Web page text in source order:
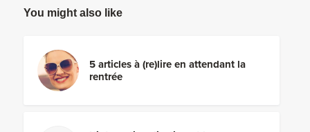
You might also like
5 articles à (re)lire en attendant la
rentrée